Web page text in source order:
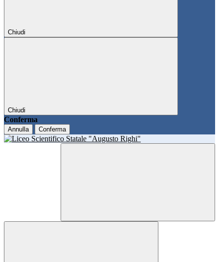
Chiudi
Chiudi
Conferma
Annulla Conferma